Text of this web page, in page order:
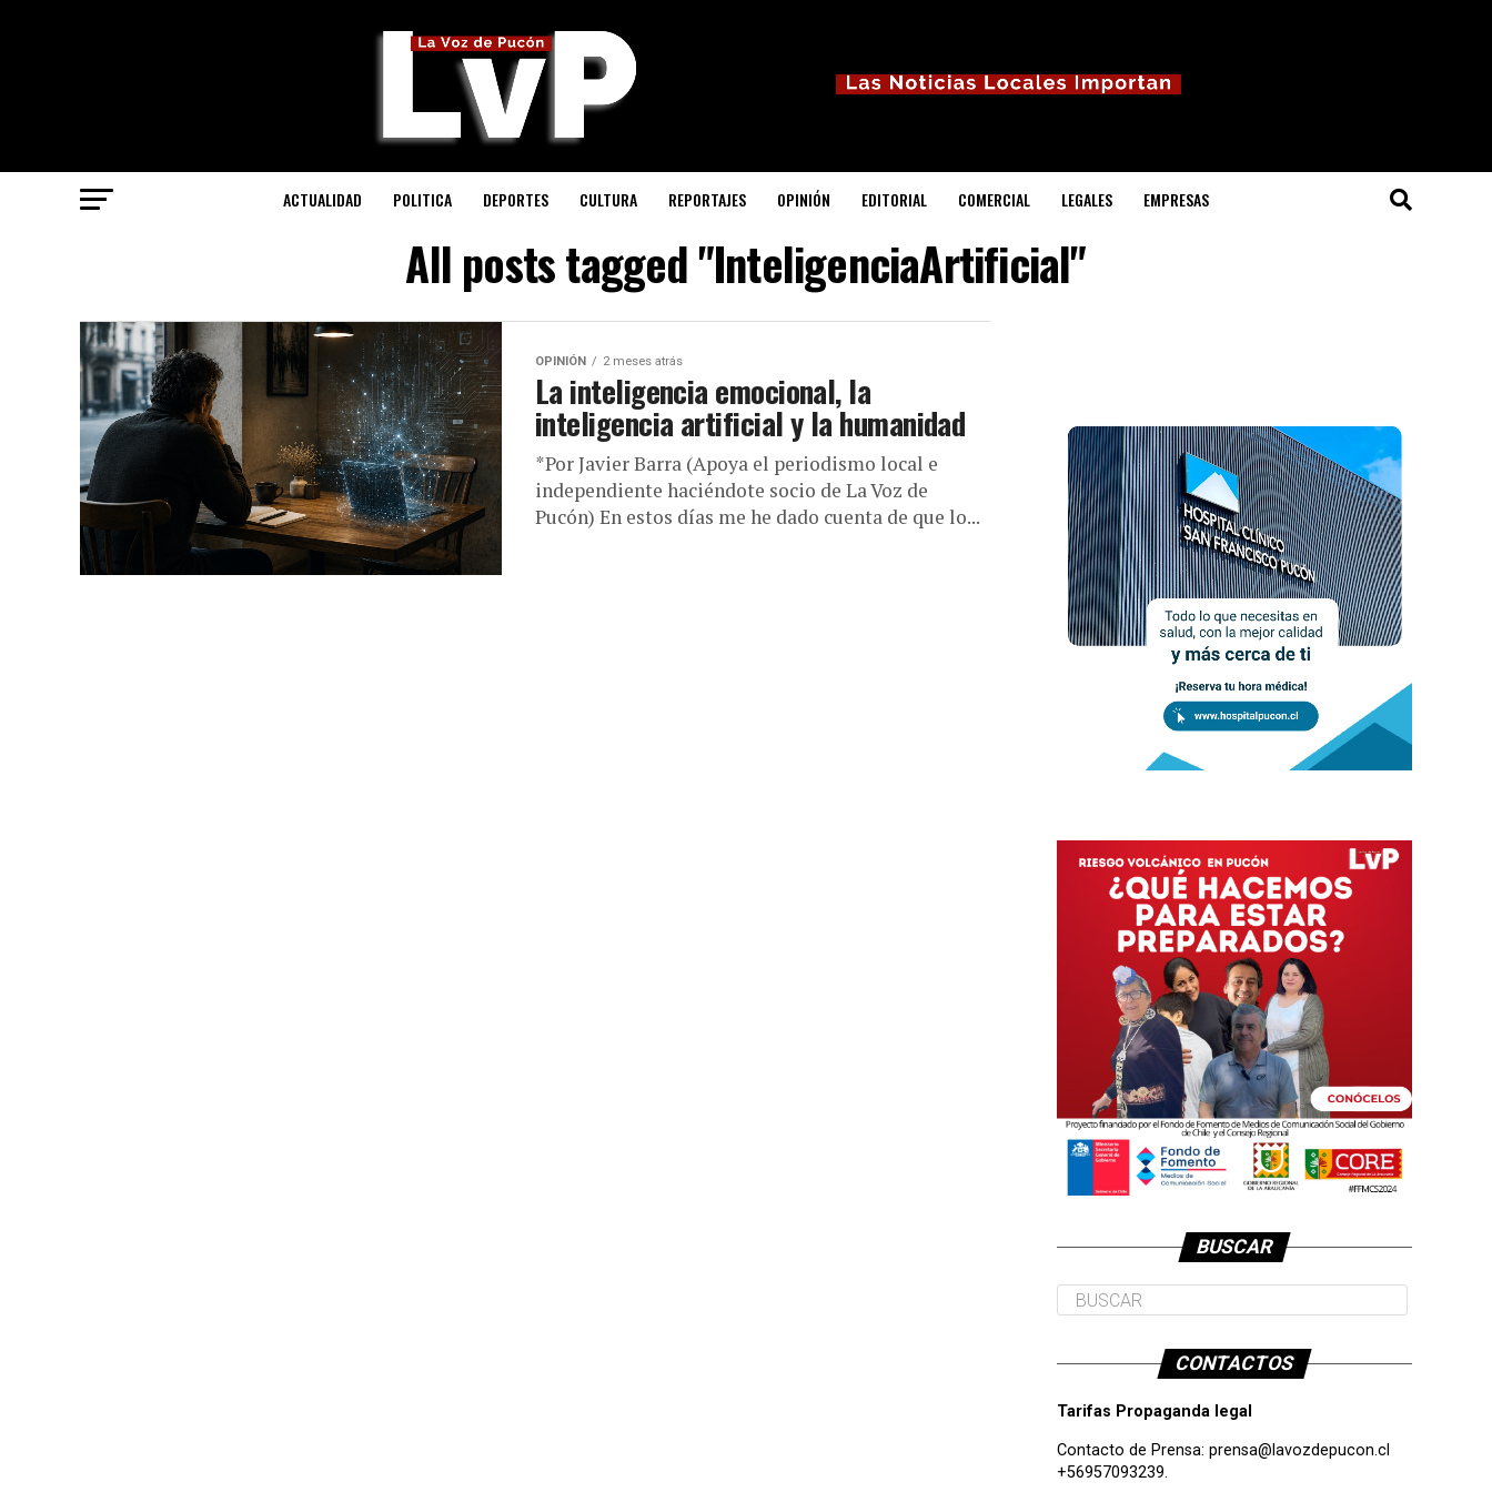
ACTUALIDAD POLITICA DEPORTES CULTURA REPORTAJES OPINIÓN EDITORIAL COMERCIAL LEGALES EMPRESAS
All posts tagged "InteligenciaArtificial"
OPINIÓN 2 meses atrás
La inteligencia emocional, la
inteligencia artificial y la humanidad
*Por Javier Barra (Apoya el periodismo local e
independiente haciéndote socio de La Voz de
Pucón) En estos días me he dado cuenta de que lo...
BUSCAR
CONTACTOS
Tarifas Propaganda legal
Contacto de Prensa: prensa@lavozdepucon.cl
+56957093239.